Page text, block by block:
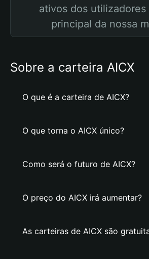
ativos dos
principal da nossa
Sobre a carteira AICX
O que é a carteira de AICX?
O que torna o AICX único?
Como será o futuro de AICX?
O preço do AICX irá aumentar?
As carteiras de AICX são